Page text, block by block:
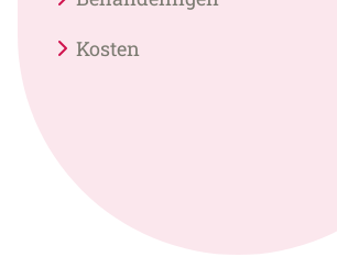
Kosten